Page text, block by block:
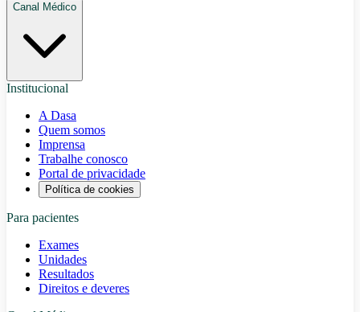
Canal Médico
Institucional
A Dasa
Quem somos
Imprensa
Trabalhe conosco
Portal de privacidade
Política de cookies
Para pacientes
Exames
Unidades
Resultados
Direitos e deveres